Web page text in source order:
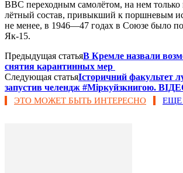
ВВС переходным самолётом, на нем только
лётный состав, привыкший к поршневым
не менее, в 1946—47 годах в Союзе было
Як-15.
Предыдущая статьяВ Кремле назвали
снятия карантинных мер
Следующая статьяІсторичний факультет
запустив челендж #Міркуйзкнигою.
ЭТО МОЖЕТ БЫТЬ ИНТЕРЕСНО ЕЩЕ